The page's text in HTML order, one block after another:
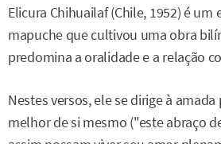
Elicura Chihuailaf (Chile, 1952) é um
mapuche que cultivou uma obra
predomina a oralidade e a relação
Nestes versos, ele se dirige à
melhor de si mesmo ("este abraço